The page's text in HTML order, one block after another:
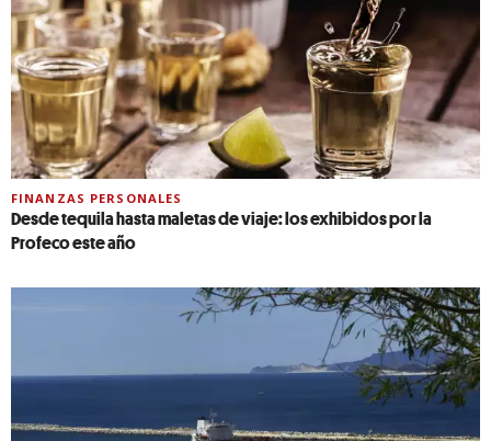
FINANZAS PERSONALES
Desde tequila hasta maletas de viaje: los exhibidos por la
Profeco este año